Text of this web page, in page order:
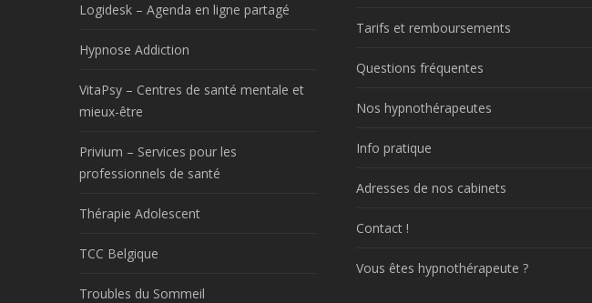
Logidesk – Agenda en ligne partagé
Hypnose Addiction
VitaPsy – Centres de santé mentale et
mieux-être
Privium – Services pour les
professionnels de santé
Thérapie Adolescent
TCC Belgique
Troubles du Sommeil
Tarifs et remboursements
Questions fréquentes
Nos hypnothérapeutes
Info pratique
Adresses de nos cabinets
Contact !
Vous êtes hypnothérapeute ?